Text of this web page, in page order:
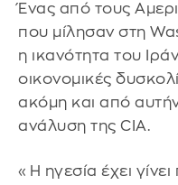
Ένας από τους
που μίλησαν στη
η ικανότητα του
οικονομικές
ακόμη και από
ανάλυση της CIA.
«Η ηγεσία έχει